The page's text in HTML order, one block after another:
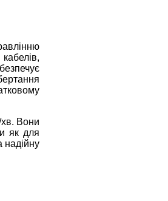
хв. Вони
як для
надійну